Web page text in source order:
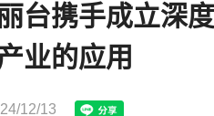
台携手成立深
业的应用
12/13